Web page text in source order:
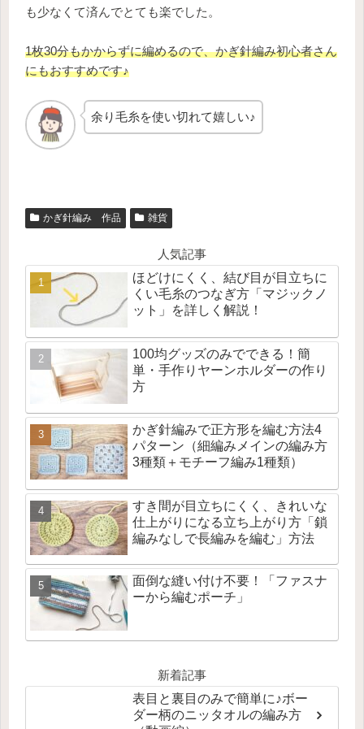
も少なくて済んでとても楽でした。
1枚30分もかからずに編めるので、かぎ針編み初心者さん
にもおすすめです♪
余り毛糸を使い切れて嬉しい♪
かぎ針編み 作品 雑貨
人気記事
ほどけにくく、結び目が目立ちに
くい毛糸のつなぎ方「マジックノ
ット」を詳しく解説！
100均グッズのみでできる！簡
単・手作りヤーンホルダーの作り
方
かぎ針編みで正方形を編む方法4
パターン（細編みメインの編み方
3種類＋モチーフ編み1種類）
すき間が目立ちにくく、きれいな
仕上がりになる立ち上がり方「鎖
編みなしで長編みを編む」方法
面倒な縫い付け不要！「ファスナ
ーから編むポーチ」
新着記事
表目と裏目のみで簡単に♪ボー
ダー柄のニッタオルの編み方